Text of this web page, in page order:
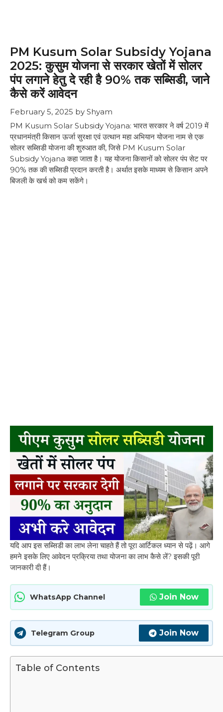
PM Kusum Solar Subsidy Yojana
2025: कुसुम योजना से सरकार खेतों में सोलर
पंप लगाने हेतु दे रही है 90% तक सब्सिडी, जाने
कैसे करें आवेदन
February 5, 2025 by Shyam
PM Kusum Solar Subsidy Yojana: भारत सरकार ने वर्ष 2019 में
प्रधानमंत्री किसान ऊर्जा सुरक्षा एवं उत्थान महा अभियान योजना नाम से एक
सोलर सब्सिडी योजना की शुरुआत की, जिसे PM Kusum Solar
Subsidy Yojana कहा जाता है। यह योजना किसानों को सोलर पंप सेट पर
90% तक की सब्सिडी प्रदान करती है। अर्थात इसके माध्यम से किसान अपने
बिजली के खर्च को कम सकेंगे।
यदि आप इस सब्सिडी का लाभ लेना चाहते हैं तो पूरा आर्टिकल ध्यान से पढ़ें। आगे
हमने इसके लिए आवेदन प्रक्रिया तथा योजना का लाभ कैसे लें? इसकी पूरी
जानकारी दी हैं।
WhatsApp Channel Join Now
Telegram Group Join Now
Table of Contents